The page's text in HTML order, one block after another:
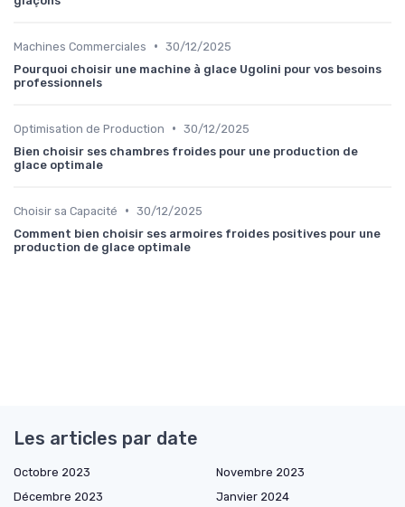
Machines Commerciales • 30/12/2025
Pourquoi choisir une machine à glace Ugolini pour vos besoins
professionnels
Optimisation de Production • 30/12/2025
Bien choisir ses chambres froides pour une production de
glace optimale
Choisir sa Capacité • 30/12/2025
Comment bien choisir ses armoires froides positives pour une
production de glace optimale
Les articles par date
Octobre 2023
Novembre 2023
Décembre 2023
Janvier 2024